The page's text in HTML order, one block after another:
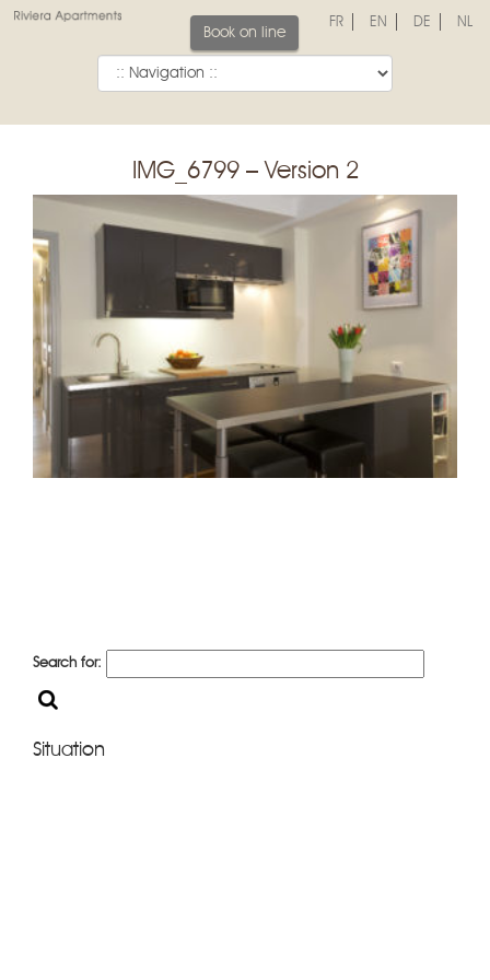
FR EN DE NL
Book on line
IMG_6799 – Version 2
Search for:
Situation